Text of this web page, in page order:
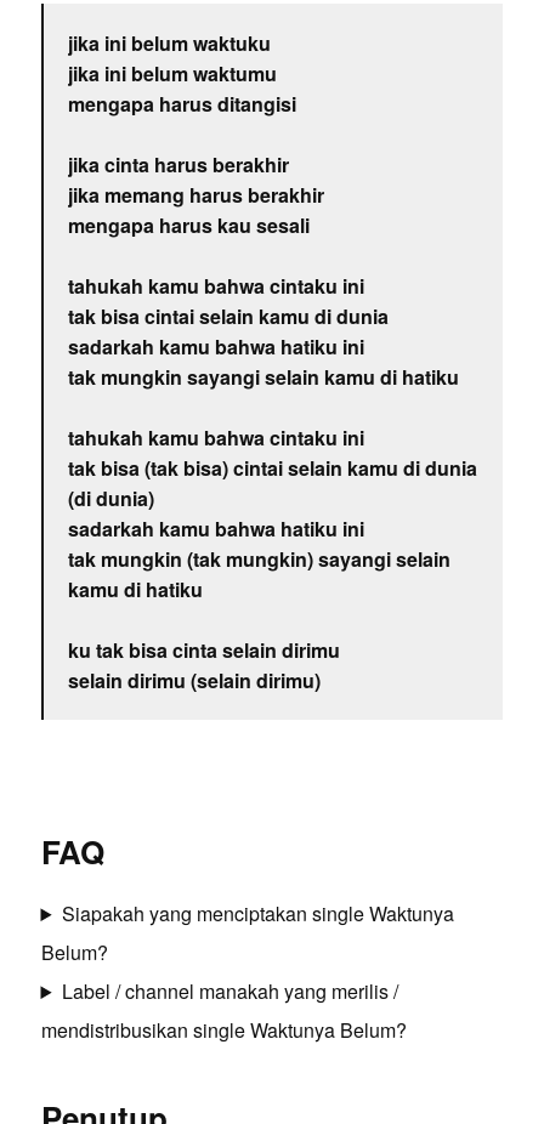
jika ini belum waktuku
jika ini belum waktumu
mengapa harus ditangisi
jika cinta harus berakhir
jika memang harus berakhir
mengapa harus kau sesali
tahukah kamu bahwa cintaku ini
tak bisa cintai selain kamu di dunia
sadarkah kamu bahwa hatiku ini
tak mungkin sayangi selain kamu di hatiku
tahukah kamu bahwa cintaku ini
tak bisa (tak bisa) cintai selain kamu di dunia
(di dunia)
sadarkah kamu bahwa hatiku ini
tak mungkin (tak mungkin) sayangi selain
kamu di hatiku
ku tak bisa cinta selain dirimu
selain dirimu (selain dirimu)
FAQ
Siapakah yang menciptakan single Waktunya
Belum?
Label / channel manakah yang merilis /
mendistribusikan single Waktunya Belum?